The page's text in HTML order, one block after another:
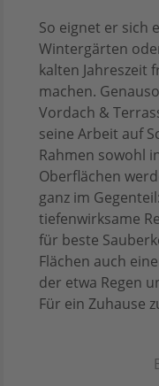
So eignet er sich
Wintergärten
kalten Jahreszeit
machen.
Vordach &
seine Arbeit auf
Rahmen sowohl
Oberflächen
ganz im
tiefenwirksame
für beste
Flächen auch
der etwa Regen
Für ein Zuhause